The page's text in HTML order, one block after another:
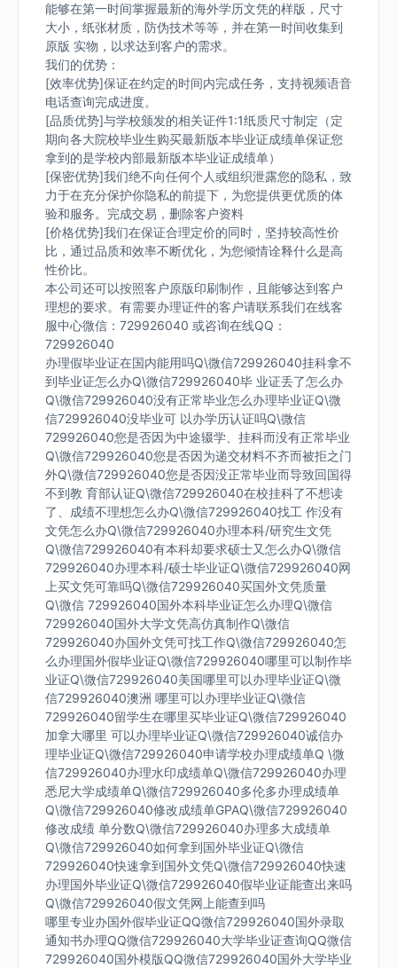
能够在第一时间掌握最新的海外学历文凭的样版，尺寸
大小，纸张材质，防伪技术等等，并在第一时间收集到
原版 实物，以求达到客户的需求。
我们的优势：
[效率优势]保证在约定的时间内完成任务，支持视频语音
电话查询完成进度。
[品质优势]与学校颁发的相关证件1:1纸质尺寸制定（定
期向各大院校毕业生购买最新版本毕业证成绩单保证您
拿到的是学校内部最新版本毕业证成绩单）
[保密优势]我们绝不向任何个人或组织泄露您的隐私，致
力于在充分保护你隐私的前提下，为您提供更优质的体
验和服务。完成交易，删除客户资料
[价格优势]我们在保证合理定价的同时，坚持较高性价
比，通过品质和效率不断优化，为您倾情诠释什么是高
性价比。
本公司还可以按照客户原版印刷制作，且能够达到客户
理想的要求。有需要办理证件的客户请联系我们在线客
服中心微信：729926040 或咨询在线QQ：
729926040
办理假毕业证在国内能用吗Q\微信729926040挂科拿不
到毕业证怎么办Q\微信729926040毕 业证丢了怎么办
Q\微信729926040没有正常毕业怎么办理毕业证Q\微
信729926040没毕业可 以办学历认证吗Q\微信
729926040您是否因为中途辍学、挂科而没有正常毕业
Q\微信729926040您是否因为递交材料不齐而被拒之门
外Q\微信729926040您是否因没正常毕业而导致回国得
不到教 育部认证Q\微信729926040在校挂科了不想读
了、成绩不理想怎么办Q\微信729926040找工 作没有
文凭怎么办Q\微信729926040办理本科/研究生文凭
Q\微信729926040有本科却要求硕士又怎么办Q\微信
729926040办理本科/硕士毕业证Q\微信729926040网
上买文凭可靠吗Q\微信729926040买国外文凭质量
Q\微信 729926040国外本科毕业证怎么办理Q\微信
729926040国外大学文凭高仿真制作Q\微信
729926040办国外文凭可找工作Q\微信729926040怎
么办理国外假毕业证Q\微信729926040哪里可以制作毕
业证Q\微信729926040美国哪里可以办理毕业证Q\微
信729926040澳洲 哪里可以办理毕业证Q\微信
729926040留学生在哪里买毕业证Q\微信729926040
加拿大哪里 可以办理毕业证Q\微信729926040诚信办
理毕业证Q\微信729926040申请学校办理成绩单Q \微
信729926040办理水印成绩单Q\微信729926040办理
悉尼大学成绩单Q\微信729926040多伦多办理成绩单
Q\微信729926040修改成绩单GPAQ\微信729926040
修改成绩 单分数Q\微信729926040办理多大成绩单
Q\微信729926040如何拿到国外毕业证Q\微信
729926040快速拿到国外文凭Q\微信729926040快速
办理国外毕业证Q\微信729926040假毕业证能查出来吗
Q\微信729926040假文凭网上能查到吗
哪里专业办国外假毕业证QQ微信729926040国外录取
通知书办理QQ微信729926040大学毕业证查询QQ微信
729926040国外模版QQ微信729926040国外大学毕业